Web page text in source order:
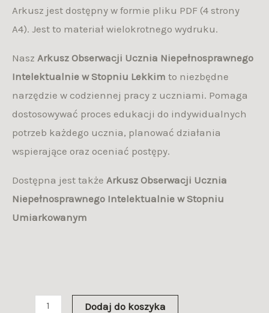
Arkusz jest dostępny w formie pliku PDF (4 strony
A4). Jest to materiał wielokrotnego wydruku.
Nasz Arkusz Obserwacji Ucznia Niepełnosprawnego
Intelektualnie w Stopniu Lekkim to niezbędne
narzędzie w codziennej pracy z uczniami. Pomaga
dostosowywać proces edukacji do indywidualnych
potrzeb każdego ucznia, planować działania
wspierające oraz oceniać postępy.
Dostępna jest także Arkusz Obserwacji Ucznia
Niepełnosprawnego Intelektualnie w Stopniu
Umiarkowanym
Dodaj do koszyka